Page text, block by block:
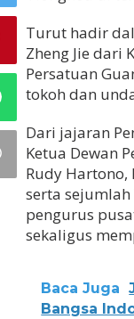
Turut hadir
Zheng Jie dari
Persatuan
tokoh dan
Dari jajaran
Ketua Dewan
Rudy Hartono,
serta
pengurus
sekaligus
Baca Juga
Bangsa